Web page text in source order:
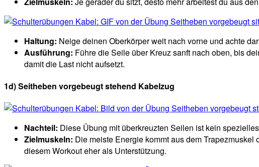
Haltung: Neige deinen Oberkörper weit nach vorne und achte
Ausführung: Führe die Seile über Kreuz sanft nach oben, bis
damit die Last nicht aufsetzt.
1d) Seitheben vorgebeugt stehend Kabelzug
Nachteil: Diese Übung mit überkreuzten Seilen ist kein
Zielmuskeln: Die meiste Energie kommt aus dem
diesem Workout eher als Unterstützung.